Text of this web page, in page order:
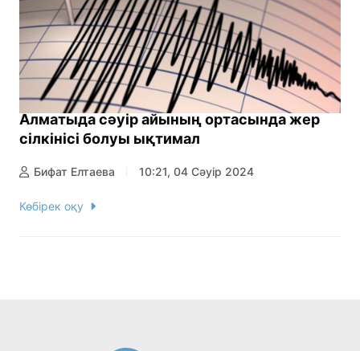
Алматыда сәуір айының ортасында жер
сілкінісі болуы ықтимал
Бифат Елтаева 10:21, 04 Сәуір 2024
Көбірек оқу